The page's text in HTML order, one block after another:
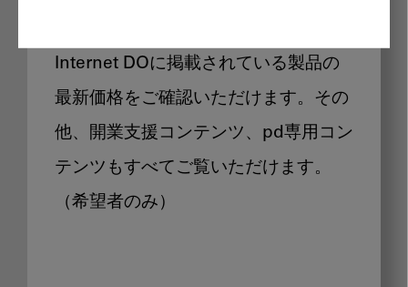
Internet DOに掲載されている製品の
最新価格をご確認いただけます。その
他、開業支援コンテンツ、pd専用コン
テンツもすべてご覧いただけます。
（希望者のみ）